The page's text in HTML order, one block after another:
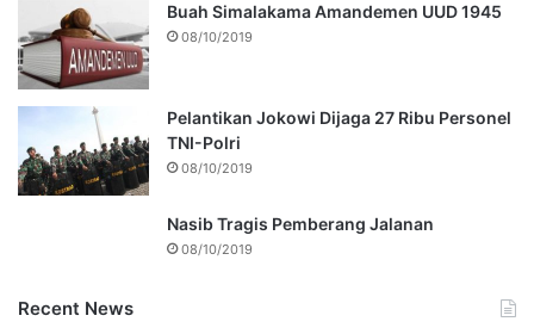
Buah Simalakama Amandemen UUD 1945
08/10/2019
Pelantikan Jokowi Dijaga 27 Ribu Personel
TNI-Polri
08/10/2019
Nasib Tragis Pemberang Jalanan
08/10/2019
Recent News